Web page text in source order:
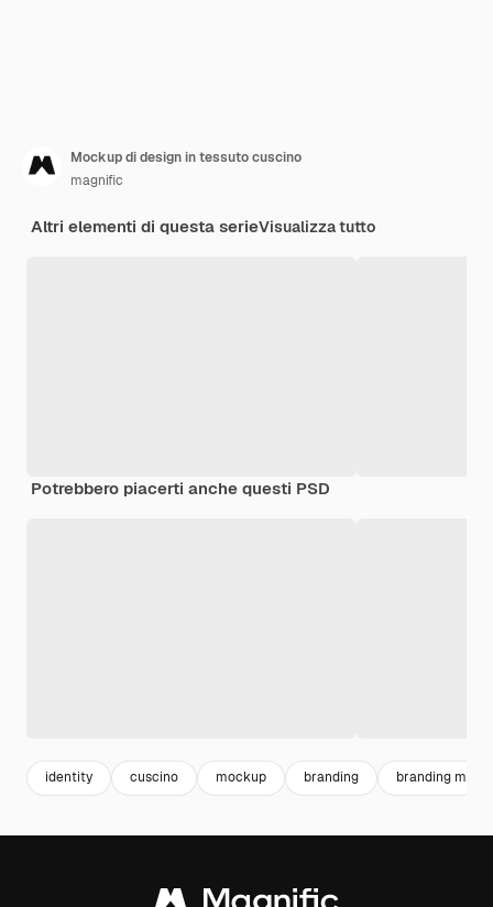
Mockup di design in tessuto cuscino
magnific
Altri elementi di questa serieVisualizza tutto
Potrebbero piacerti anche questi PSD
identity cuscino mockup branding branding